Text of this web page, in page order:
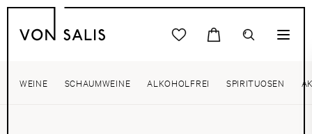
WEINE SCHAUMWEINE ALKOHOLFREI SPIRITUOSEN